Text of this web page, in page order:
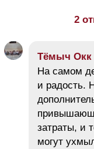
2
Тёмыч Окк
На самом
и радость.
затраты, и
могут